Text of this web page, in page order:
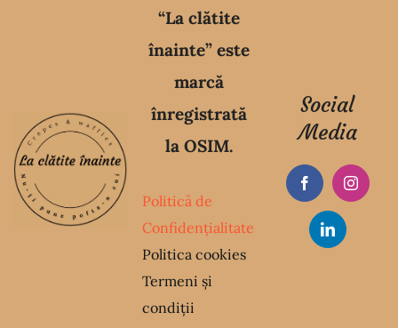
“La clătite
înainte” este
marcă
înregistrată
la OSIM.
Politică de
Confidențialitate
Politica cookies
Termeni și
condiții
Social
Media